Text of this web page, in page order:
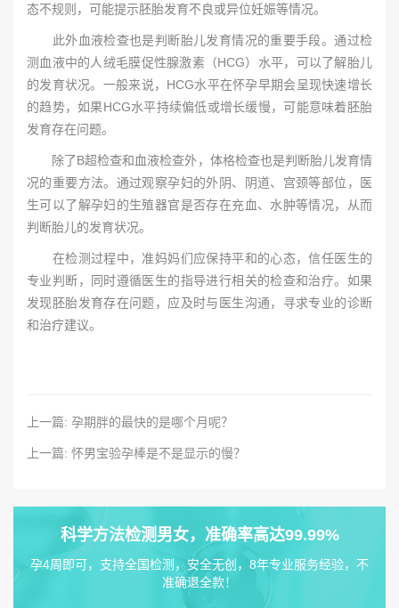
态不规则，可能提示胚胎发育不良或异位妊娠等情况。
此外血液检查也是判断胎儿发育情况的重要手段。通过检
测血液中的人绒毛膜促性腺激素（HCG）水平，可以了解胎儿
的发育状况。一般来说，HCG水平在怀孕早期会呈现快速增长
的趋势，如果HCG水平持续偏低或增长缓慢，可能意味着胚胎
发育存在问题。
除了B超检查和血液检查外，体格检查也是判断胎儿发育情
况的重要方法。通过观察孕妇的外阴、阴道、宫颈等部位，医
生可以了解孕妇的生殖器官是否存在充血、水肿等情况，从而
判断胎儿的发育状况。
在检测过程中，准妈妈们应保持平和的心态，信任医生的
专业判断，同时遵循医生的指导进行相关的检查和治疗。如果
发现胚胎发育存在问题，应及时与医生沟通，寻求专业的诊断
和治疗建议。
上一篇: 孕期胖的最快的是哪个月呢？
上一篇: 怀男宝验孕棒是不是显示的慢？
科学方法检测男女，准确率高达99.99%
孕4周即可，支持全国检测，安全无创，8年专业服务经验，不
准确退全款！